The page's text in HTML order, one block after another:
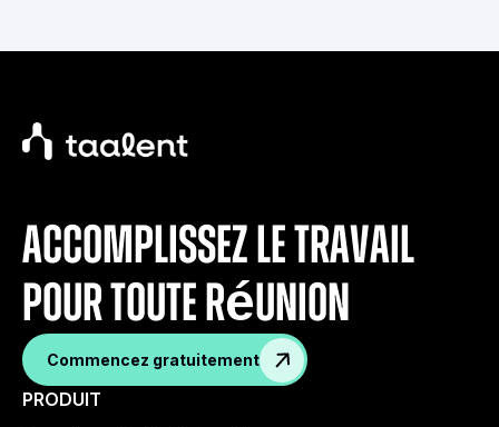
accomplissez le travail
pour toute réunion
Commencez gratuitement
PRODUIT